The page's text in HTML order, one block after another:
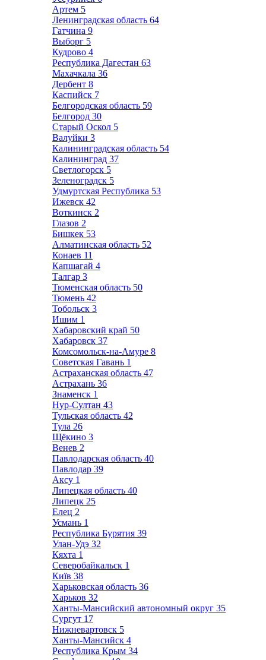
Артем 5
Ленинградская область 64
Гатчина 9
Выборг 5
Кудрово 4
Республика Дагестан 63
Махачкала 36
Дербент 8
Каспийск 7
Белгородская область 59
Белгород 30
Старый Оскол 5
Валуйки 3
Калининградская область 54
Калининград 37
Светлогорск 5
Зеленоградск 5
Удмуртская Республика 53
Ижевск 42
Воткинск 2
Глазов 2
Бишкек 53
Алматинская область 52
Конаев 11
Капшагай 4
Талгар 3
Тюменская область 50
Тюмень 42
Тобольск 3
Ишим 1
Хабаровский край 50
Хабаровск 37
Комсомольск-на-Амуре 8
Советская Гавань 1
Астраханская область 47
Астрахань 36
Знаменск 1
Нур-Султан 43
Тульская область 42
Тула 26
Щёкино 3
Венев 2
Павлодарская область 40
Павлодар 39
Аксу 1
Липецкая область 40
Липецк 25
Елец 2
Усмань 1
Республика Бурятия 39
Улан-Удэ 32
Кяхта 1
Северобайкальск 1
Київ 38
Харьковская область 36
Харьков 32
Ханты-Мансийский автономный округ 35
Сургут 17
Нижневартовск 5
Ханты-Мансийск 4
Республика Крым 34